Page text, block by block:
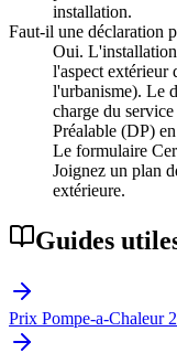
installation.
Faut-il une déclaration
Oui.
l'aspect extérieur
l'urbanisme). Le
charge du
Préalable (DP)
Le formulaire
Joignez un plan
extérieure.
Guides
Prix Pompe-a-Chaleur